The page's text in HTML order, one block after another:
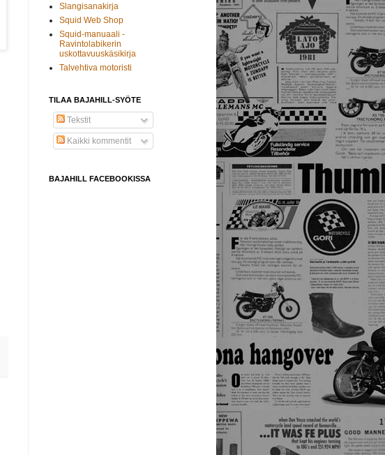
Slangisanakirja
Squid Web Shop
Squid-manuaali -
Ravintolabikerin
uskottavuuskäsikirja
Talvehtiva motoristi
TILAA BAJAHILL-SYÖTE
Tekstit
Kaikki kommentit
BAJAHILL FACEBOOKISSA